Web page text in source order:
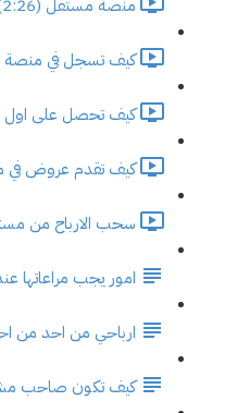
كيف تسجل في منصة
كيف تحصل على اول
كيف تقدم عروض في
سحب الارباح من
امور يجب مراعاتها
ارباحي من احد من
كيف تكون صاحب